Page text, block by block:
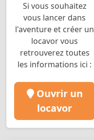
Si vous souhaitez
vous lancer dans
l'aventure et créer un
locavor vous
retrouverez toutes
les informations ici :
Ouvrir un
locavor